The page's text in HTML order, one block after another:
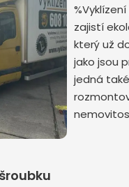
zajistí
který už
jako jsou
jedná